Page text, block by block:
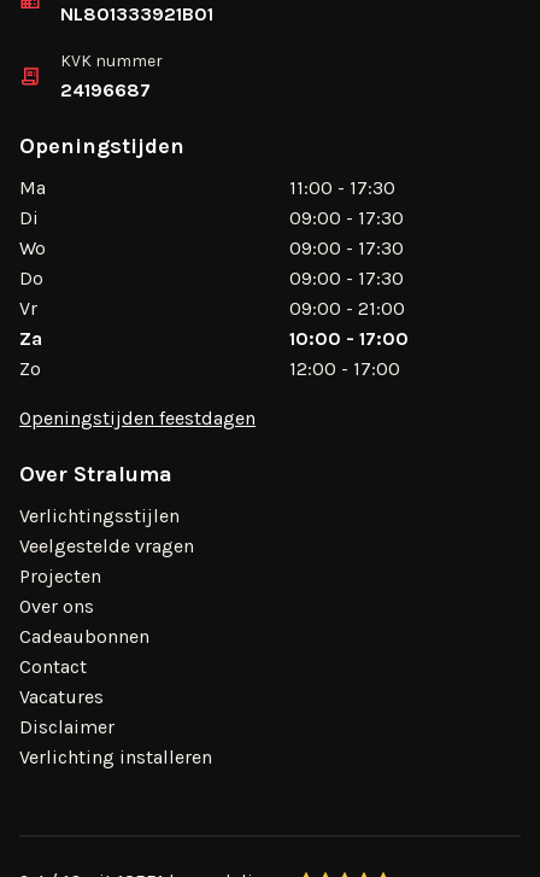
NL801333921B01
KVK nummer
24196687
Openingstijden
Ma
11:00 - 17:30
Di
09:00 - 17:30
Wo
09:00 - 17:30
Do
09:00 - 17:30
Vr
09:00 - 21:00
Za
10:00 - 17:00
Zo
12:00 - 17:00
Openingstijden feestdagen
Over Straluma
Verlichtingsstijlen
Veelgestelde vragen
Projecten
Over ons
Cadeaubonnen
Contact
Vacatures
Disclaimer
Verlichting installeren